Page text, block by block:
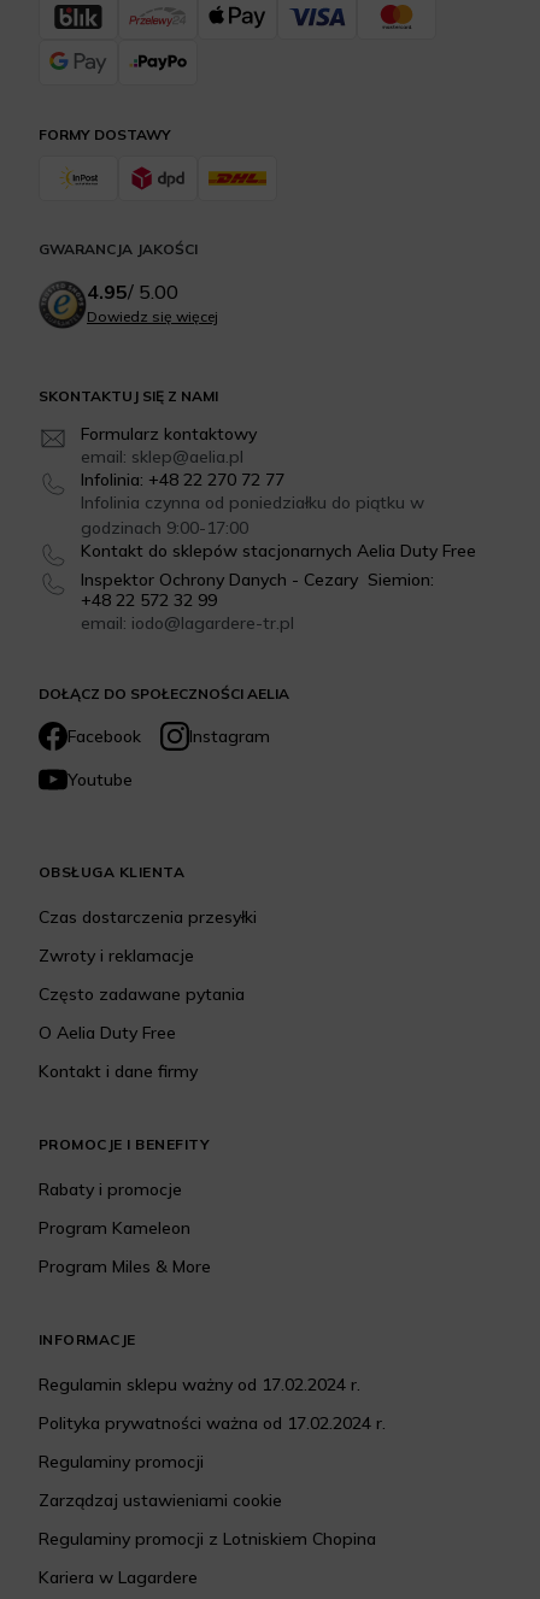
DOŁĄCZ DO SPOŁECZNOŚCI AELIA
Facebook
Instagram
Youtube
SKONTAKTUJ SIĘ Z NAMI
Formularz kontaktowy
email: sklep@aelia.pl
Infolinia: +48 22 270 72 77
Infolinia czynna od poniedziałku do piątku w
godzinach 9:00-17:00
Kontakt do sklepów stacjonarnych Aelia Duty Free
Inspektor Ochrony Danych - Cezary Siemion:
+48 22 572 32 99
email: iodo@lagardere-tr.pl
FORMY DOSTAWY
OBSŁUGA KLIENTA
Czas dostarczenia przesyłki
Zwroty i reklamacje
Często zadawane pytania
O Aelia Duty Free
Kontakt i dane firmy
PROMOCJE I BENEFITY
Rabaty i promocje
Program Kameleon
Program Miles & More
INFORMACJE
Regulamin sklepu ważny od 17.02.2024 r.
Polityka prywatności ważna od 17.02.2024 r.
Regulaminy promocji
Zarządzaj ustawieniami cookie
Regulaminy promocji z Lotniskiem Chopina
Kariera w Lagardere
GWARANCJA JAKOŚCI
4.95/ 5.00
Dowiedz się więcej